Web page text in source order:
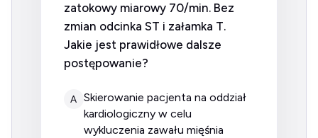
zatokowy miarowy 70/min. Bez
zmian odcinka ST i załamka T.
Jakie jest prawidłowe dalsze
postępowanie?
A
Skierowanie pacjenta na oddział
kardiologiczny w celu
wykluczenia zawału mięśnia